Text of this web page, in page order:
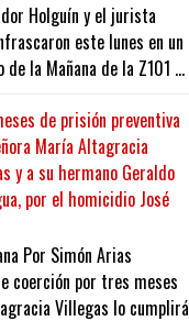
Holguín y el jurista
este lunes en un
de la Mañana de la Z101 ...
de prisión preventiva
María Altagracia
y a su hermano Geraldo
por el homicidio José
Por Simón Arias
coerción por tres meses
Villegas lo cumplirá